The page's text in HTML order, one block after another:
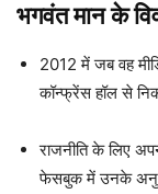
भगवंत मानके
2012 में जब वह
कॉन्फ्रेंस हॉल से
राजनीति के लिए
फेसबुक में उनके